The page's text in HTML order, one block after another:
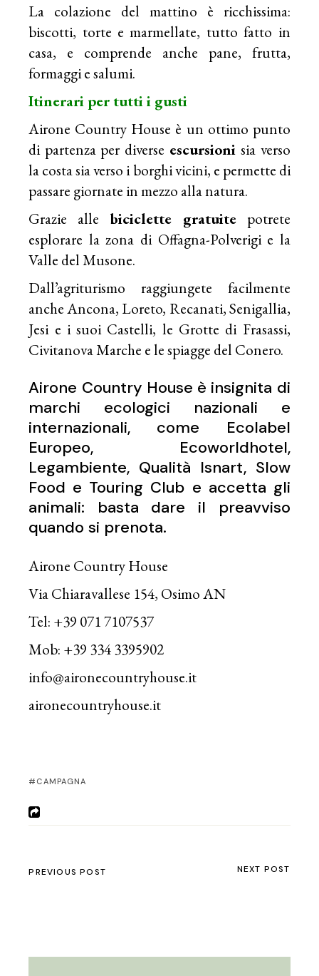
La colazione del mattino è ricchissima:
biscotti, torte e marmellate, tutto fatto in
casa, e comprende anche pane, frutta,
formaggi e salumi.
Itinerari per tutti i gusti
Airone Country House è un ottimo punto
di partenza per diverse escursionisia verso
la costa sia verso i borghi vicini, e permette di
passare giornate in mezzo alla natura.
Grazie alle biciclette gratuitepotrete
esplorare la zona di Offagna-Polverigi e la
Valle del Musone.
Dall’agriturismo raggiungete facilmente
anche Ancona, Loreto, Recanati, Senigallia,
Jesi e i suoi Castelli, le Grotte di Frasassi,
Civitanova Marche e le spiagge del Conero.
Airone Country House è insignita di
marchi ecologici nazionali e
internazionali, come Ecolabel
Europeo, Ecoworldhotel,
Legambiente, Qualità Isnart, Slow
Food e Touring Club e accetta gli
animali: basta dare il preavviso
quando si prenota.
Airone Country House
Via Chiaravallese 154, Osimo AN
Tel: +39 071 7107537
Mob: +39 334 3395902
info@aironecountryhouse.it
aironecountryhouse.it
CAMPAGNA
PREVIOUS POST NEXT POST